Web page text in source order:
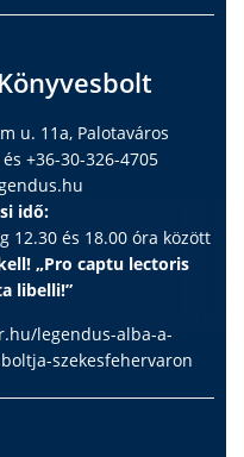
u. 11a, Palotaváros
+36-30-326-4705
idő:
12.30 és 18.00 óra között
„Pro captu lectoris
libelli!”
legendus-alba-a-
szekesfehervaron